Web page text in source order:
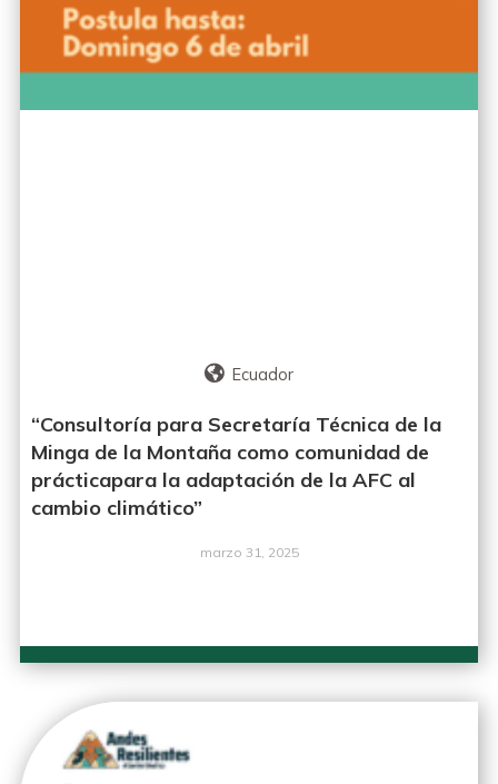
Ecuador
“Consultoría para Secretaría Técnica de la
Minga de la Montaña como comunidad de
prácticapara la adaptación de la AFC al
cambio climático”
marzo 31, 2025